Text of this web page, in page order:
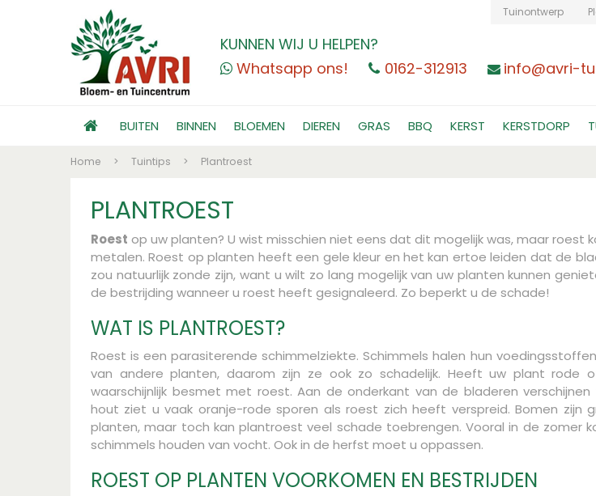
Home > Tuintips > Plantroest
KUNNEN WIJ U HELPEN?
Whatsapp ons!
0162-312913 info@avri-
Tuinontwerp
BUITEN BINNEN BLOEMEN DIEREN GRAS BBQ KERST KERSTDORP
PLANTROEST
Roest op uw planten? U wist misschien niet eens dat dit mogelijk was, maar roest
metalen. Roest op planten heeft een gele kleur en het kan ertoe leiden dat de
zou natuurlijk zonde zijn, want u wilt zo lang mogelijk van uw planten kunnen
de bestrijding wanneer u roest heeft gesignaleerd. Zo beperkt u de schade!
WAT IS PLANTROEST?
Roest is een parasiterende schimmelziekte. Schimmels halen hun
van andere planten, daarom zijn ze ook zo schadelijk. Heeft uw plant rode
waarschijnlijk besmet met roest. Aan de onderkant van de bladeren
hout ziet u vaak oranje-rode sporen als roest zich heeft verspreid. Bomen zijn
planten, maar toch kan plantroest veel schade toebrengen. Vooral in de
schimmels houden van vocht. Ook in de herfst moet u oppassen.
ROEST OP PLANTEN VOORKOMEN EN BESTRIJDEN